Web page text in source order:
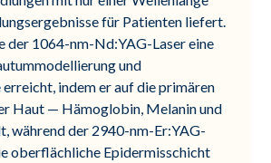
für Patienten liefert.
der 1064-nm-Nd:YAG-Laser eine
und
indem er auf die primären
Haut — Hämoglobin, Melanin und
während der 2940-nm-Er:YAG-
oberflächliche Epidermisschicht